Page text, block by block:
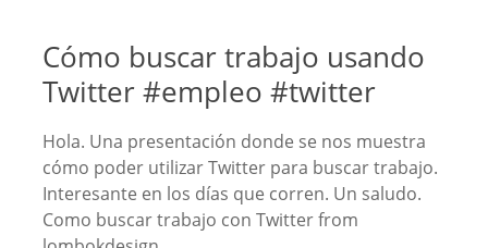
Cómo buscar trabajo usando
Twitter #empleo #twitter
Hola. Una presentación donde se nos muestra
cómo poder utilizar Twitter para buscar trabajo.
Interesante en los días que corren. Un saludo.
Como buscar trabajo con Twitter from